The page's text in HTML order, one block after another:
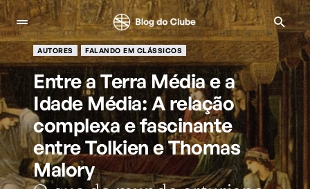
AUTORES FALANDO EM CLÁSSICOS
Entre a Terra Média e a
Idade Média: A relação
complexa e fascinante
entre Tolkien e Thomas
Malory